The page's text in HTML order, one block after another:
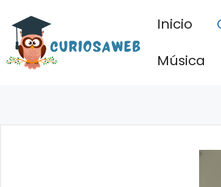
contenido
Inicio
Música